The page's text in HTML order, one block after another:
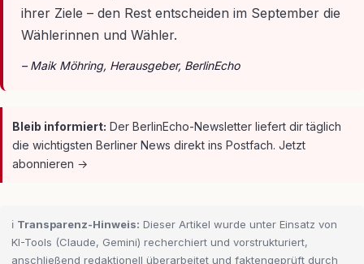
ihrer Ziele – den Rest entscheiden im September die
Wählerinnen und Wähler.
– Maik Möhring, Herausgeber, BerlinEcho
Bleib informiert: Der BerlinEcho-Newsletter liefert dir täglich
die wichtigsten Berliner News direkt ins Postfach. Jetzt
abonnieren →
ℹ️ Transparenz-Hinweis: Dieser Artikel wurde unter Einsatz von
KI-Tools (Claude, Gemini) recherchiert und vorstrukturiert,
anschließend redaktionell überarbeitet und faktengeprüft durch